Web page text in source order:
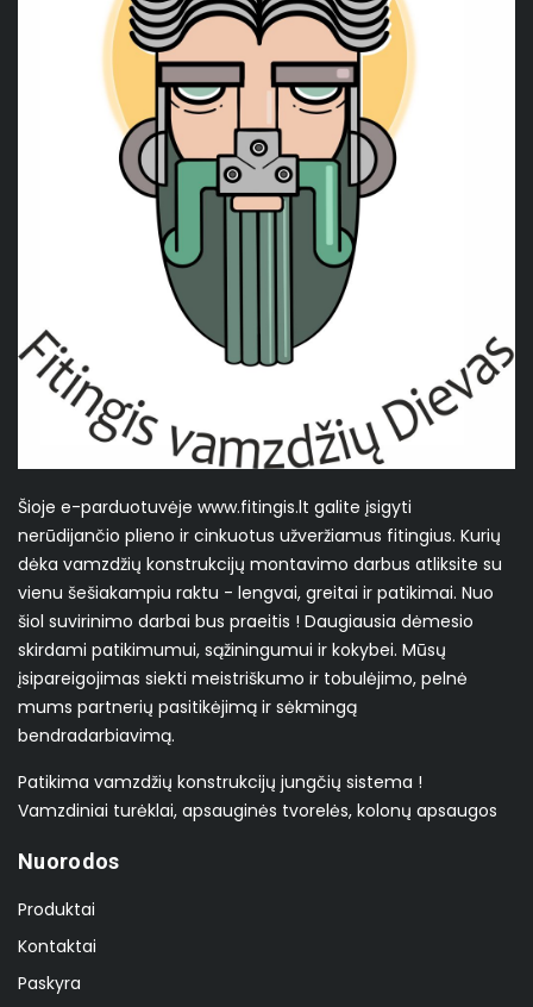
Šioje e-parduotuvėje www.fitingis.lt galite įsigyti
nerūdijančio plieno ir cinkuotus užveržiamus fitingius. Kurių
dėka vamzdžių konstrukcijų montavimo darbus atliksite su
vienu šešiakampiu raktu - lengvai, greitai ir patikimai. Nuo
šiol suvirinimo darbai bus praeitis ! Daugiausia dėmesio
skirdami patikimumui, sąžiningumui ir kokybei. Mūsų
įsipareigojimas siekti meistriškumo ir tobulėjimo, pelnė
mums partnerių pasitikėjimą ir sėkmingą
bendradarbiavimą.
Patikima vamzdžių konstrukcijų jungčių sistema !
Vamzdiniai turėklai, apsauginės tvorelės, kolonų apsaugos
Nuorodos
Produktai
Kontaktai
Paskyra